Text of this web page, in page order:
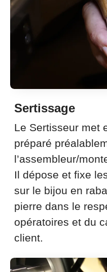
Sertissage
Le Sertisseur met
préparé
l’assembleur/
Il dépose et fixe
sur le bijou en
pierre dans le
opératoires et du
client.